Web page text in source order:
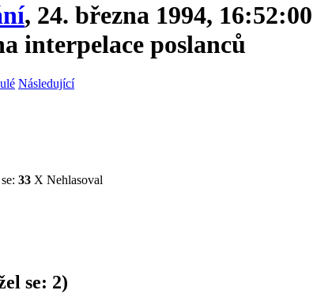
, 24. března 1994, 16:52:00
interpelace poslanců
Následující
33 X Nehlasoval
se: 2)